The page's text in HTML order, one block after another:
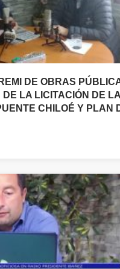
DE OBRAS
LA LICITACIÓN DE LA
CHILOÉ Y PLAN